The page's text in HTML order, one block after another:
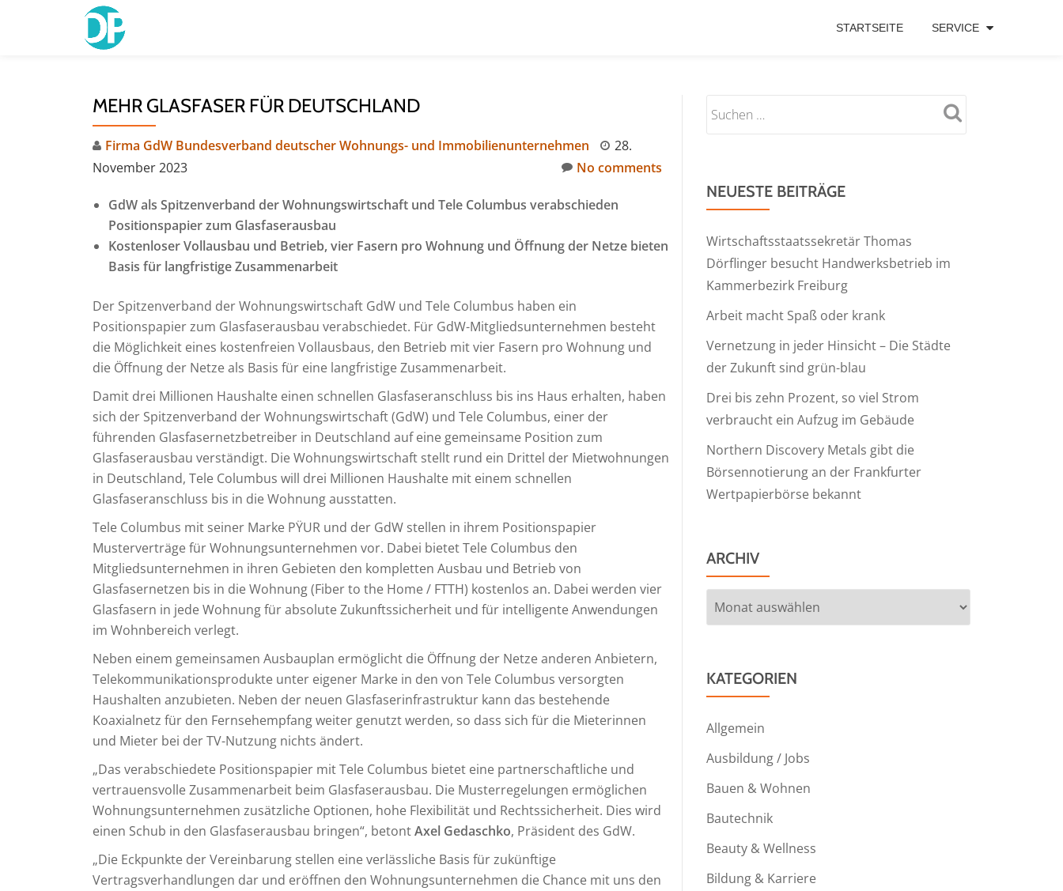
STARTSEITE SERVICE
MEHR GLASFASER FÜR DEUTSCHLAND
Firma GdW Bundesverband deutscher Wohnungs- und Immobilienunternehmen
28.
November 2023
No comments
GdW als Spitzenverband der Wohnungswirtschaft und Tele Columbus verabschieden
Positionspapier zum Glasfaserausbau
Kostenloser Vollausbau und Betrieb, vier Fasern pro Wohnung und Öffnung der Netze bieten
Basis für langfristige Zusammenarbeit
Der Spitzenverband der Wohnungswirtschaft GdW und Tele Columbus haben ein
Positionspapier zum Glasfaserausbau verabschiedet. Für GdW-Mitgliedsunternehmen besteht
die Möglichkeit eines kostenfreien Vollausbaus, den Betrieb mit vier Fasern pro Wohnung und
die Öffnung der Netze als Basis für eine langfristige Zusammenarbeit.
Damit drei Millionen Haushalte einen schnellen Glasfaseranschluss bis ins Haus erhalten, haben
sich der Spitzenverband der Wohnungswirtschaft (GdW) und Tele Columbus, einer der
führenden Glasfasernetzbetreiber in Deutschland auf eine gemeinsame Position zum
Glasfaserausbau verständigt. Die Wohnungswirtschaft stellt rund ein Drittel der Mietwohnungen
in Deutschland, Tele Columbus will drei Millionen Haushalte mit einem schnellen
Glasfaseranschluss bis in die Wohnung ausstatten.
Tele Columbus mit seiner Marke PŸUR und der GdW stellen in ihrem Positionspapier
Musterverträge für Wohnungsunternehmen vor. Dabei bietet Tele Columbus den
Mitgliedsunternehmen in ihren Gebieten den kompletten Ausbau und Betrieb von
Glasfasernetzen bis in die Wohnung (Fiber to the Home / FTTH) kostenlos an. Dabei werden vier
Glasfasern in jede Wohnung für absolute Zukunftssicherheit und für intelligente Anwendungen
im Wohnbereich verlegt.
Neben einem gemeinsamen Ausbauplan ermöglicht die Öffnung der Netze anderen Anbietern,
Telekommunikationsprodukte unter eigener Marke in den von Tele Columbus versorgten
Haushalten anzubieten. Neben der neuen Glasfaserinfrastruktur kann das bestehende
Koaxialnetz für den Fernsehempfang weiter genutzt werden, so dass sich für die Mieterinnen
und Mieter bei der TV-Nutzung nichts ändert.
„Das verabschiedete Positionspapier mit Tele Columbus bietet eine partnerschaftliche und
vertrauensvolle Zusammenarbeit beim Glasfaserausbau. Die Musterregelungen ermöglichen
Wohnungsunternehmen zusätzliche Optionen, hohe Flexibilität und Rechtssicherheit. Dies wird
einen Schub in den Glasfaserausbau bringen“, betontAxel Gedaschko, Präsident des GdW.
„Die Eckpunkte der Vereinbarung stellen eine verlässliche Basis für zukünftige
Vertragsverhandlungen dar und eröffnen den Wohnungsunternehmen die Chance mit uns den
NEUESTE BEITRÄGE
Wirtschaftsstaatssekretär Thomas
Dörflinger besucht Handwerksbetrieb im
Kammerbezirk Freiburg
Arbeit macht Spaß oder krank
Vernetzung in jeder Hinsicht – Die Städte
der Zukunft sind grün-blau
Drei bis zehn Prozent, so viel Strom
verbraucht ein Aufzug im Gebäude
Northern Discovery Metals gibt die
Börsennotierung an der Frankfurter
Wertpapierbörse bekannt
ARCHIV
Archiv
KATEGORIEN
Allgemein
Ausbildung / Jobs
Bauen & Wohnen
Bautechnik
Beauty & Wellness
Bildung & Karriere